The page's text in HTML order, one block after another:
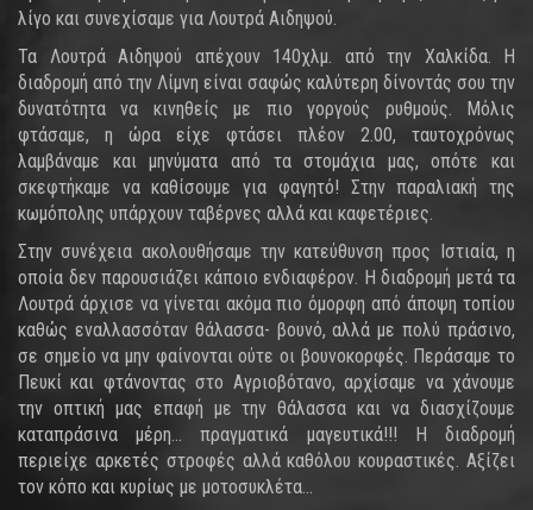
λίγο και συνεχίσαμε για Λουτρά Αιδηψού.
Τα Λουτρά Αιδηψού απέχουν 140χλμ. από την Χαλκίδα. Η
διαδρομή από την Λίμνη είναι σαφώς καλύτερη δίνοντάς σου την
δυνατότητα να κινηθείς με πιο γοργούς ρυθμούς. Μόλις
φτάσαμε, η ώρα είχε φτάσει πλέον 2.00, ταυτοχρόνως
λαμβάναμε και μηνύματα από τα στομάχια μας, οπότε και
σκεφτήκαμε να καθίσουμε για φαγητό! Στην παραλιακή της
κωμόπολης υπάρχουν ταβέρνες αλλά και καφετέριες.
Στην συνέχεια ακολουθήσαμε την κατεύθυνση προς Ιστιαία, η
οποία δεν παρουσιάζει κάποιο ενδιαφέρον. Η διαδρομή μετά τα
Λουτρά άρχισε να γίνεται ακόμα πιο όμορφη από άποψη τοπίου
καθώς εναλλασσόταν θάλασσα- βουνό, αλλά με πολύ πράσινο,
σε σημείο να μην φαίνονται ούτε οι βουνοκορφές. Περάσαμε το
Πευκί και φτάνοντας στο Αγριοβότανο, αρχίσαμε να χάνουμε
την οπτική μας επαφή με την θάλασσα και να διασχίζουμε
καταπράσινα μέρη... πραγματικά μαγευτικά!!! Η διαδρομή
περιείχε αρκετές στροφές αλλά καθόλου κουραστικές. Αξίζει
τον κόπο και κυρίως με μοτοσυκλέτα...